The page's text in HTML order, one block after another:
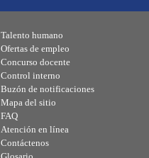
Talento humano
Ofertas de empleo
Concurso docente
Control interno
Buzón de notificaciones
Mapa del sitio
FAQ
Atención en línea
Contáctenos